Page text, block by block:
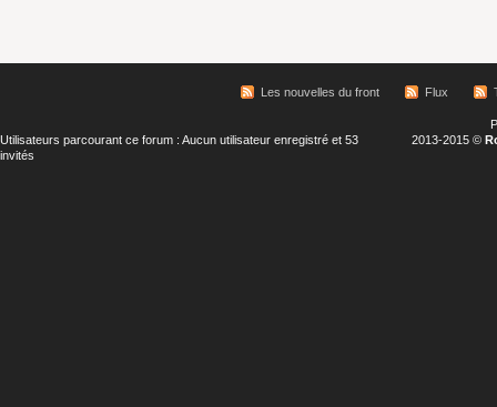
Les nouvelles du front Flux
Utilisateurs parcourant ce forum : Aucun utilisateur enregistré et 53
invités
2013-2015 ©